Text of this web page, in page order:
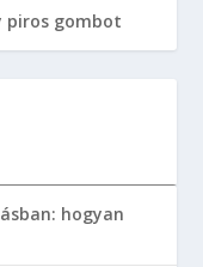
piros gombot
hogyan